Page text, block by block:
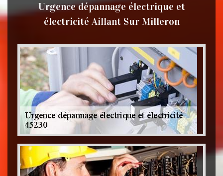
Urgence dépannage électrique et
électricité Aillant Sur Milleron